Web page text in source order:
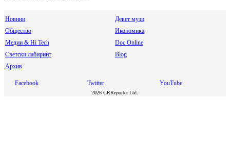
Новини
Девет музи
Общество
Икономика
Медии & Hi Tech
Doc Online
Светски лабиринт
Blog
Архив
Facebook Twitter YouTube
2026 GRReporter Ltd.